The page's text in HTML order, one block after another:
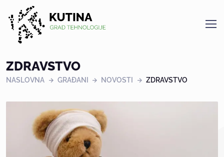
Kutina
ZDRAVSTVO
NASLOVNA GRAĐANI NOVOSTI ZDRAVSTVO